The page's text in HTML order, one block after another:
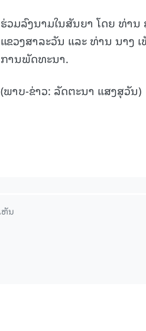
ຮ່ວມລົງນາມໃນສັນຍາ ໂດຍ ທ່າ
ແຂວງສາລະວັນ ແລະ ທ່ານ ນາງ
ການພັດທະນາ.
(ພາບ-ຂ່າວ: ລັດຕະນາ ແສງສຸວັນ)